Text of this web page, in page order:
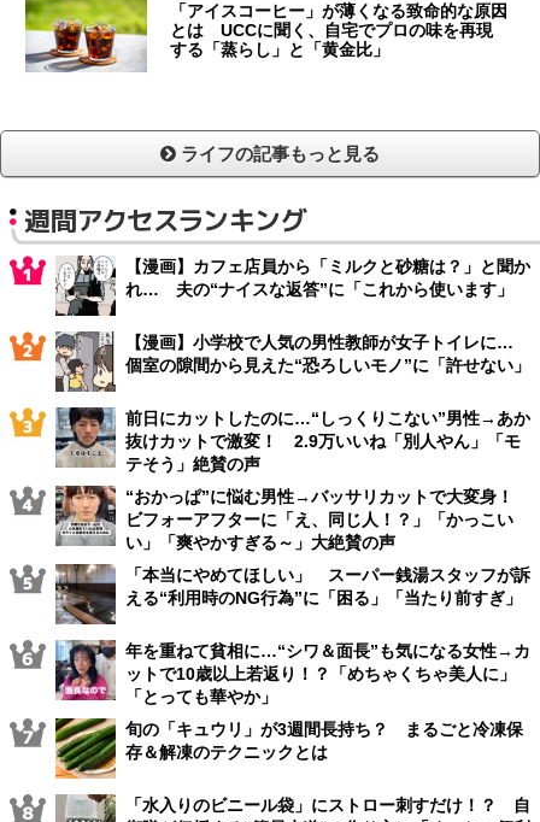
「アイスコーヒー」が薄くなる致命的な原因
とは UCCに聞く、自宅でプロの味を再現
する「蒸らし」と「黄金比」
ライフの記事もっと見る
週間アクセスランキング
【漫画】カフェ店員から「ミルクと砂糖は？」と聞か
れ… 夫の“ナイスな返答”に「これから使います」
【漫画】小学校で人気の男性教師が女子トイレに…
個室の隙間から見えた“恐ろしいモノ”に「許せない」
前日にカットしたのに…“しっくりこない”男性→あか
抜けカットで激変！ 2.9万いいね「別人やん」「モ
テそう」絶賛の声
“おかっぱ”に悩む男性→バッサリカットで大変身！
ビフォーアフターに「え、同じ人！？」「かっこい
い」「爽やかすぎる～」大絶賛の声
「本当にやめてほしい」 スーパー銭湯スタッフが訴
える“利用時のNG行為”に「困る」「当たり前すぎ」
年を重ねて貧相に…“シワ＆面長”も気になる女性→カ
ットで10歳以上若返り！？「めちゃくちゃ美人に」
「とっても華やか」
旬の「キュウリ」が3週間長持ち？ まるごと冷凍保
存＆解凍のテクニックとは
「水入りのビニール袋」にストロー刺すだけ！？ 自